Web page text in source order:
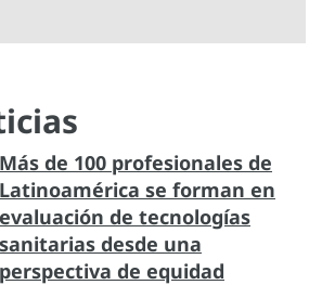
Más de 100 profesionales de
Latinoamérica se forman en
evaluación de tecnologías
sanitarias desde una
perspectiva de equidad